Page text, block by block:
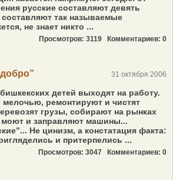
русские составляют девять
так называемые
не знает никто ...
Просмотров: 3119 Комментариев: 0
31 октября 2006
детей выходят на работу.
мелочью, ремонтируют и чистят
грузы, собирают на рынках
моют и заправляют машины...
Не цинизм, а констатация факта:
и притерпелись ...
Просмотров: 3047 Комментариев: 0